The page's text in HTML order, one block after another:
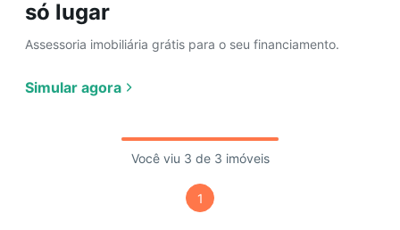
só lugar
Assessoria imobiliária grátis para o seu financiamento.
Simular agora
Você viu 3 de 3 imóveis
1